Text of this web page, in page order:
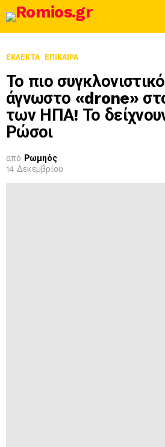
ΕΚΛΕΚΤΆ ΕΠΊΚΑΙΡΑ
Το πιο
άγνωστο «drone»
των ΗΠΑ! Το
Ρώσοι
από Ρωμηός
14 Δεκεμβρίου